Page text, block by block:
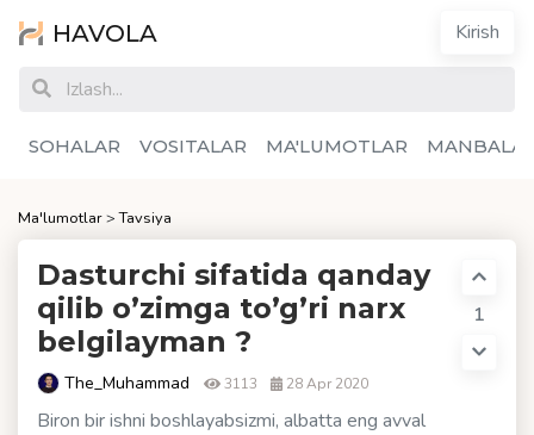
HAVOLA Kirish
SOHALAR VOSITALAR MA'LUMOTLAR
Ma'lumotlar>Tavsiya
Dasturchi sifatida qanday
qilib o’zimga to’g’ri narx
belgilayman ?
The_Muhammad 3113 28 Apr 2020
Biron bir ishni boshlayabsizmi, albatta eng avval
1